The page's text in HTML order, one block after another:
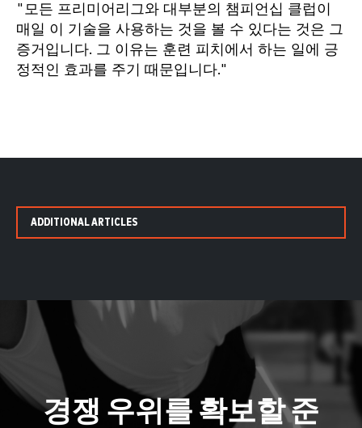
"모든 프리미어리그와 대부분의 챔피언십 클럽이
매일 이 기술을 사용하는 것을 볼 수 있다는 것은 그
증거입니다. 그 이유는 훈련 피치에서 하는 일에 긍
정적인 효과를 주기 때문입니다."
ADDITIONAL ARTICLES
경쟁 우위를 확보할 준